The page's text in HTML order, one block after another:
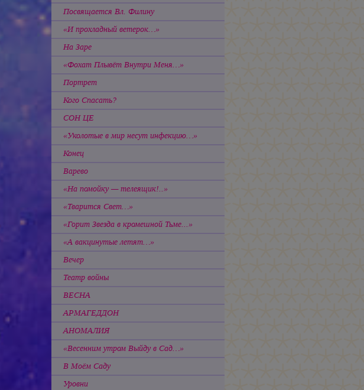
Посвящается Вл. Филину
«И прохладный ветерок…»
На Заре
«Фохат Плывёт Внутри Меня…»
Портрет
Кого Спасать?
СОН ЦЕ
«Уколотые в мир несут инфекцию…»
Конец
Варево
«На помойку — телеящик!..»
«Тварится Свет…»
«Горит Звезда в кромешной Тьме...»
«А вакцинутые летят…»
Вечер
Театр войны
ВЕСНА
АРМАГЕДДОН
АНОМАЛИЯ
«Весенним утром Выйду в Сад…»
В Моём Саду
Уровни